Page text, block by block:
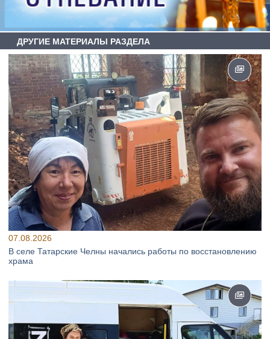
ДРУГИЕ МАТЕРИАЛЫ РАЗДЕЛА
07.08.2026
В селе Татарские Челны начались работы по восстановлению
храма